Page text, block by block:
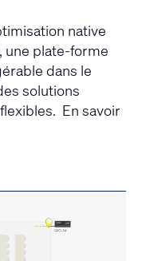
native
une plate-forme
dans le
solutions
En savoir